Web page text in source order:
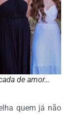
de amor…
quem já não